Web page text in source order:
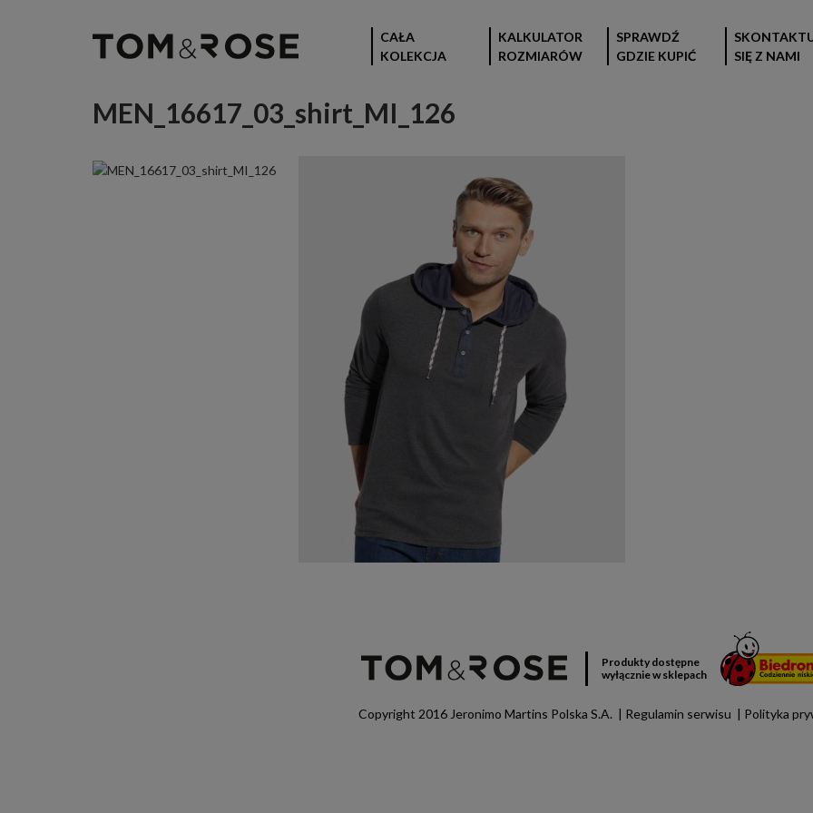
CAŁA
KOLEKCJA
KALKULATOR
ROZMIARÓW
SPRAWDŹ
GDZIE KUPIĆ
SIĘ Z NAMI
MEN_16617_03_shirt_MI_126
Produkty dostępne
wyłącznie w sklepach
Copyright 2016 Jeronimo Martins Polska S.A. Regulamin serwisu Polityka